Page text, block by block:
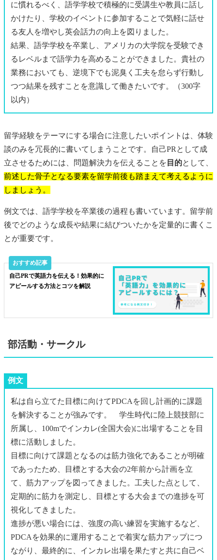
に慣れるべく、語学学校で積極的に受講生や教員に話し
かけたり、学校のイベントに参加することで気軽に話せ
る友人を増やし英会話力の向上を図りました。
結果、語学学校を卒業し、アメリカの大学院を受験でき
るレベルまで語学力を高めることができました。貴社の
業務においても、逆境下でも泥臭く工夫を怠らず行動し
つつ結果を残すことを意識して働きたいです。（300字
以内）
留学経験をテーマにする場合に注意したいポイントは、体験
談のみを冗長的に書いてしまうことです。自己PRとして成
立させるためには、問題解決力を伝えることを 目的として、
前述した骨子となる要素を留学前後も踏まえて考えるように
しましょう。
例文では、語学学校を卒業後の過程も書いています。留学前
後でどのような成長や結果に結びついたかを定量的に書くこ
とが重要です。
自己PRで英語力を伝える！効果的に
アピールする方法とコツを解説
部活動・サークル
例文
私は自ら立てた目標に向けてPDCAを回し計画的に課題
を解決することが強みです。 学生時代に陸上競技部に
所属し、100mでインカレ(全国大会)に出場することを目
標に活動しました。
目標に向けて課題となるのは筋力強化であることが明確
であったため、目標とする大会の2年前から計画を立
て、筋力アップを図ってきました。工夫した点として、
定期的に筋力を測定し、目標とする大会までの進捗を可
視化してきました。
進捗が悪い場合には、強度の高い練習を実施するなど、
PDCAを効果的に運用することで着実な筋力アップにつ
ながり、最終的に、インカレ出場を果たすと共に自己ベ